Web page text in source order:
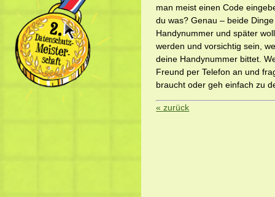
man meist einen Code
du was? Genau – beide
Handynummer und später
werden und vorsichtig sein,
deine Handynummer bittet.
Freund per Telefon an und
braucht oder geh einfach zu
« zurück